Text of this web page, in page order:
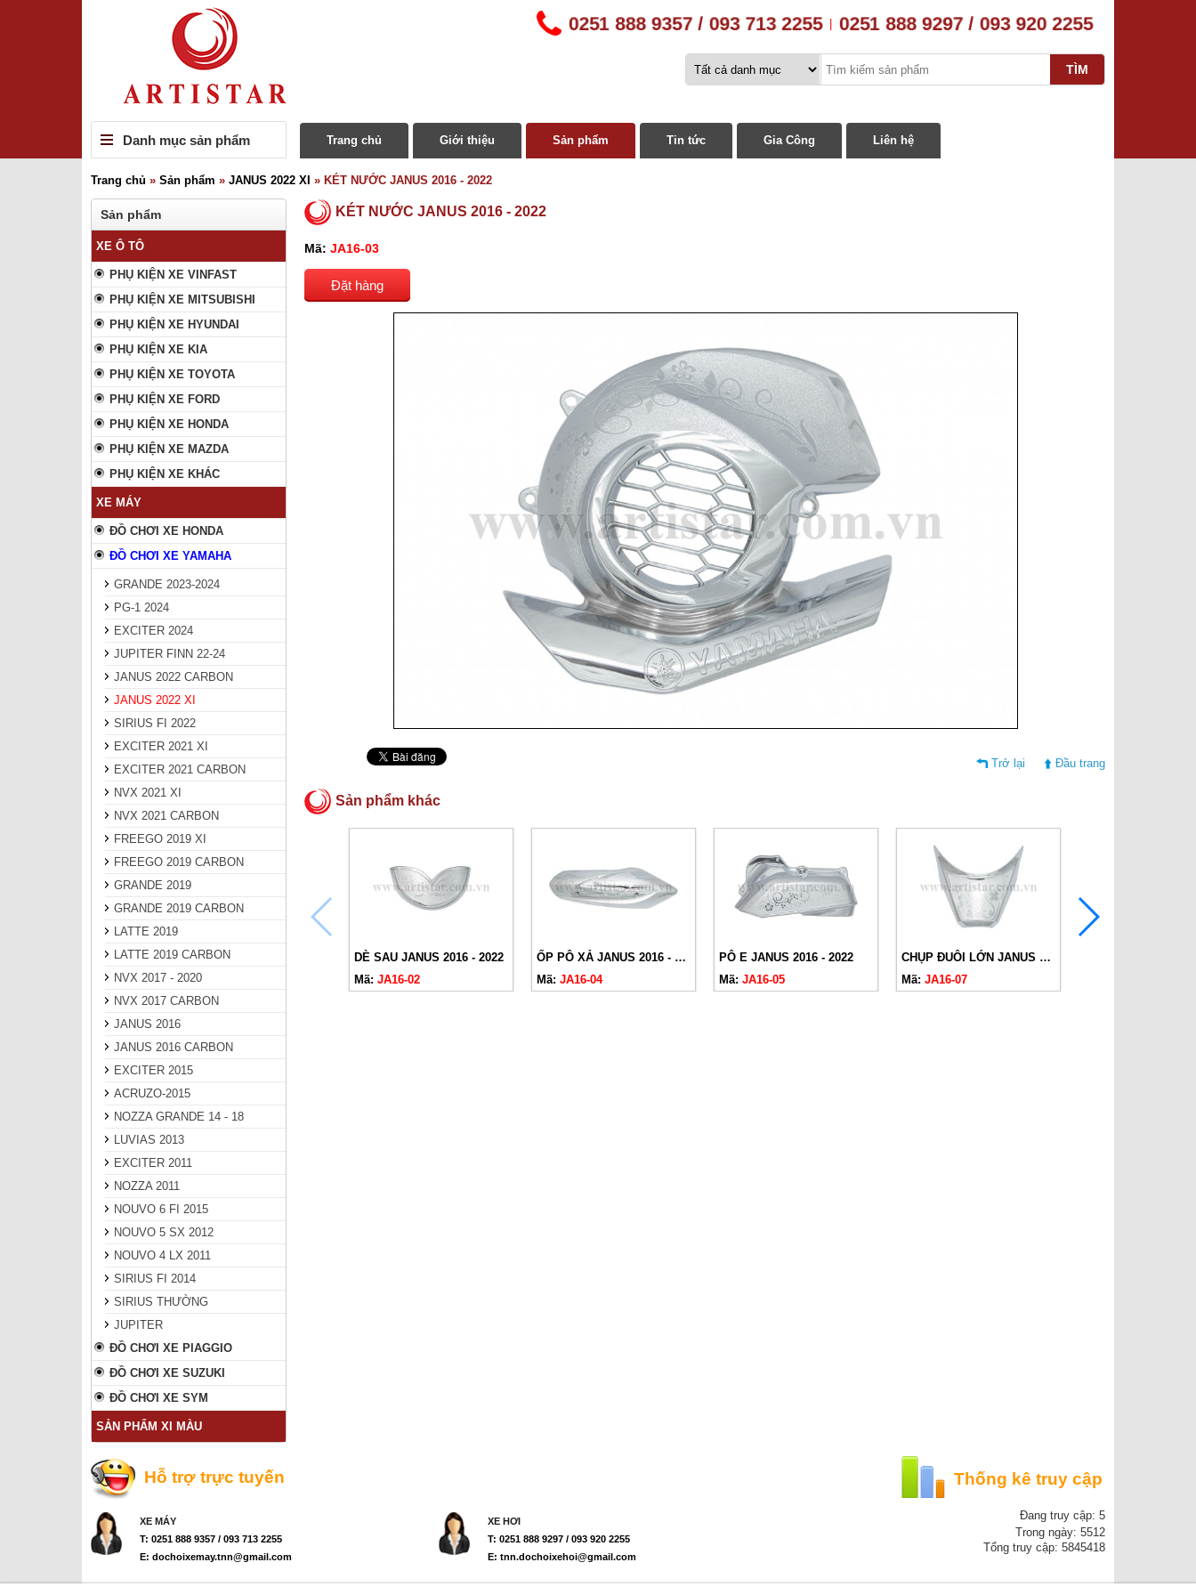
0251 888 9357 / 093 713 2255 0251 888 9297 / 093 920 2255
Danh mục sản phẩm Trang chủ Giới thiệu Sản phẩm Tin tức Gia Công Liên hệ
Trang chủ » Sản phẩm » JANUS 2022 XI » KÉT NƯỚC JANUS 2016 - 2022
Sản phẩm
XE Ô TÔ
PHỤ KIỆN XE VINFAST
PHỤ KIỆN XE MITSUBISHI
PHỤ KIỆN XE HYUNDAI
PHỤ KIỆN XE KIA
PHỤ KIỆN XE TOYOTA
PHỤ KIỆN XE FORD
PHỤ KIỆN XE HONDA
PHỤ KIỆN XE MAZDA
PHỤ KIỆN XE KHÁC
XE MÁY
ĐỒ CHƠI XE HONDA
ĐỒ CHƠI XE YAMAHA
GRANDE 2023-2024
PG-1 2024
EXCITER 2024
JUPITER FINN 22-24
JANUS 2022 CARBON
JANUS 2022 XI
SIRIUS FI 2022
EXCITER 2021 XI
EXCITER 2021 CARBON
NVX 2021 XI
NVX 2021 CARBON
FREEGO 2019 XI
FREEGO 2019 CARBON
GRANDE 2019
GRANDE 2019 CARBON
LATTE 2019
LATTE 2019 CARBON
NVX 2017 - 2020
NVX 2017 CARBON
JANUS 2016
JANUS 2016 CARBON
EXCITER 2015
ACRUZO-2015
NOZZA GRANDE 14 - 18
LUVIAS 2013
EXCITER 2011
NOZZA 2011
NOUVO 6 FI 2015
NOUVO 5 SX 2012
NOUVO 4 LX 2011
SIRIUS FI 2014
SIRIUS THƯỜNG
JUPITER
ĐỒ CHƠI XE PIAGGIO
ĐỒ CHƠI XE SUZUKI
ĐỒ CHƠI XE SYM
SẢN PHẨM XI MÀU
KÉT NƯỚC JANUS 2016 - 2022
Mã: JA16-03
Đặt hàng
Trở lại Đầu trang
Sản phẩm khác
DÈ SAU JANUS 2016 - 2022
Mã: JA16-02
ỐP PÔ XẢ JANUS 2016 - 2022
Mã: JA16-04
PÔ E JANUS 2016 - 2022
Mã: JA16-05
CHỤP ĐUÔI LỚN JANUS 2016 - 2022
Mã: JA16-07
Hỗ trợ trực tuyến
XE MÁY
T: 0251 888 9357 / 093 713 2255
E: dochoixemay.tnn@gmail.com
XE HƠI
T: 0251 888 9297 / 093 920 2255
E: tnn.dochoixehoi@gmail.com
Thống kê truy cập
Đang truy cập: 5
Trong ngày: 5512
Tổng truy cập: 5845418